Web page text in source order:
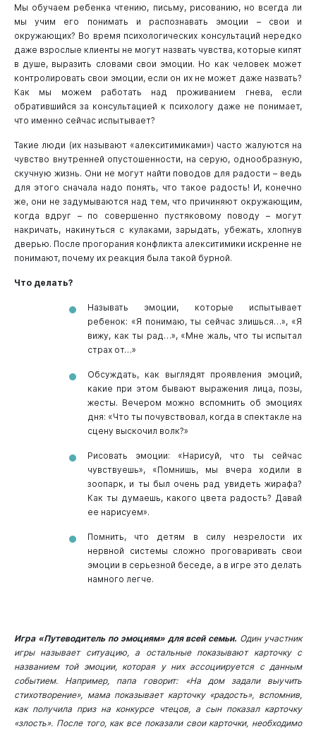
Мы обучаем ребенка чтению, письму, рисованию, но всегда ли
мы учим его понимать и распознавать эмоции – свои и
окружающих? Во время психологических консультаций нередко
даже взрослые клиенты не могут назвать чувства, которые кипят
в душе, выразить словами свои эмоции. Но как человек может
контролировать свои эмоции, если он их не может даже назвать?
Как мы можем работать над проживанием гнева, если
обратившийся за консультацией к психологу даже не понимает,
что именно сейчас испытывает?
Такие люди (их называют «алекситимиками») часто жалуются на
чувство внутренней опустошенности, на серую, однообразную,
скучную жизнь. Они не могут найти поводов для радости – ведь
для этого сначала надо понять, что такое радость! И, конечно
же, они не задумываются над тем, что причиняют окружающим,
когда вдруг – по совершенно пустяковому поводу – могут
накричать, накинуться с кулаками, зарыдать, убежать, хлопнув
дверью. После прогорания конфликта алекситимики искренне не
понимают, почему их реакция была такой бурной.
Что делать?
Называть эмоции, которые испытывает
ребенок: «Я понимаю, ты сейчас злишься…», «Я
вижу, как ты рад…», «Мне жаль, что ты испытал
страх от…»
Обсуждать, как выглядят проявления эмоций,
какие при этом бывают выражения лица, позы,
жесты. Вечером можно вспомнить об эмоциях
дня: «Что ты почувствовал, когда в спектакле на
сцену выскочил волк?»
Рисовать эмоции: «Нарисуй, что ты сейчас
чувствуешь», «Помнишь, мы вчера ходили в
зоопарк, и ты был очень рад увидеть жирафа?
Как ты думаешь, какого цвета радость? Давай
ее нарисуем».
Помнить, что детям в силу незрелости их
нервной системы сложно проговаривать свои
эмоции в серьезной беседе, а в игре это делать
намного легче.
Игра «Путеводитель по эмоциям» для всей семьи. Один участник
игры называет ситуацию, а остальные показывают карточку с
названием той эмоции, которая у них ассоциируется с данным
событием. Например, папа говорит: «На дом задали выучить
стихотворение», мама показывает карточку «радость», вспомнив,
как получила приз на конкурсе чтецов, а сын показал карточку
«злость». После того, как все показали свои карточки, необходимо